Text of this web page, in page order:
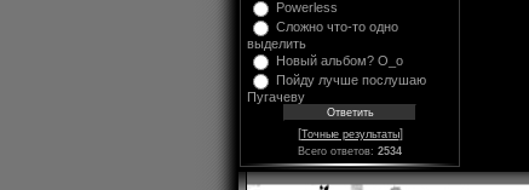
Powerless
Сложно что-то одно
выделить
Новый альбом? O_o
Пойду лучше послушаю
Пугачеву
[Точные результаты]
Всего ответов: 2534